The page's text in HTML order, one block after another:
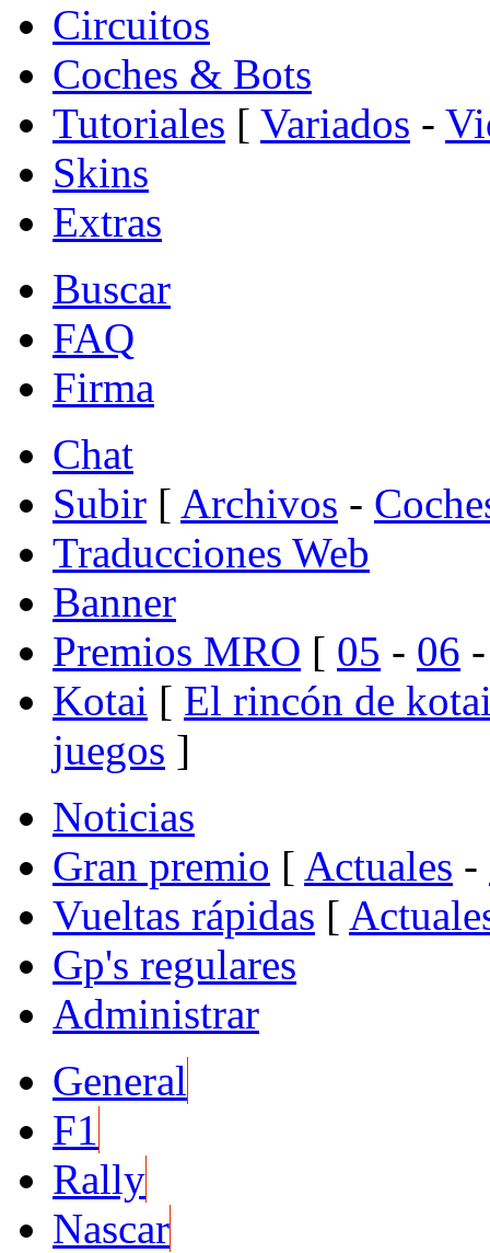
Circuitos
Coches & Bots
Tutoriales [ Variados -
Skins
Extras
Buscar
FAQ
Firma
Chat
Subir [ Archivos -
Traducciones Web
Banner
Premios MRO [ 05 - 06
Kotai [ El rincón de
juegos ]
Noticias
Gran premio [ Actuales -
Vueltas rápidas [
Gp's regulares
Administrar
General
F1
Rally
Nascar